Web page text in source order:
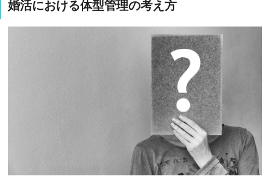
婚活における体型管理の考え方